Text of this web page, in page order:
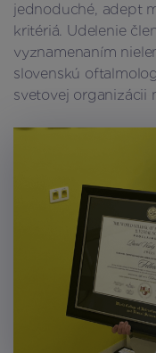
jednoduché, adept
kritériá. Udelenie
vyznamenaním
slovenskú
svetovej organizácii